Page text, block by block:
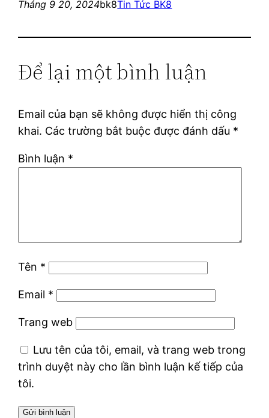
Tháng 9 20, 2024bk8Tin Tức BK8
Để lại một bình luận
Email của bạn sẽ không được hiển thị công
khai. Các trường bắt buộc được đánh dấu *
Bình luận *
Tên *
Email *
Trang web
Lưu tên của tôi, email, và trang web trong
trình duyệt này cho lần bình luận kế tiếp của
tôi.